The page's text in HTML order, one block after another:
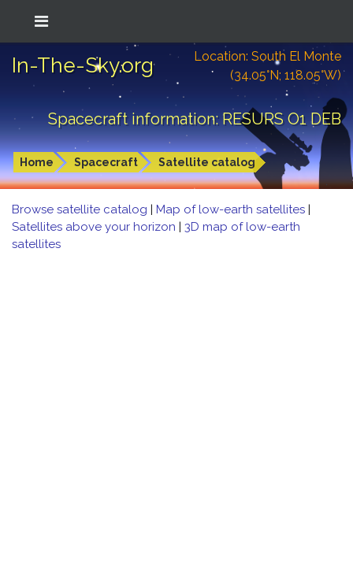
In-The-Sky.org
Location: South El Monte
(34.05°N; 118.05°W)
Spacecraft information: RESURS O1 DEB
Home Spacecraft Satellite catalog
Browse satellite catalog | Map of low-earth satellites |
Satellites above your horizon | 3D map of low-earth
satellites